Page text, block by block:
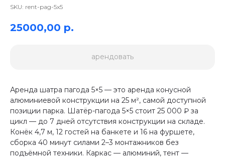
SKU: rent-pag-5x5
25000,00 р.
арендовать
Аренда шатра пагода 5×5 — это аренда конусной
алюминиевой конструкции на 25 м², самой доступной
позиции парка. Шатёр-пагода 5×5 стоит 25 000 ₽ за
цикл — до 7 дней отсутствия конструкции на складе.
Конёк 4,7 м, 12 гостей на банкете и 16 на фуршете,
сборка 40 минут силами 2–3 монтажников без
подъёмной техники. Каркас — алюминий, тент —